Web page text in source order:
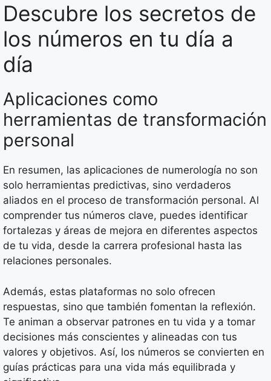
Descubre los secretos de
los números en tu día a
día
Aplicaciones como
herramientas de transformación
personal
En resumen, las aplicaciones de numerología no son
solo herramientas predictivas, sino verdaderos
aliados en el proceso de transformación personal. Al
comprender tus números clave, puedes identificar
fortalezas y áreas de mejora en diferentes aspectos
de tu vida, desde la carrera profesional hasta las
relaciones personales.
Además, estas plataformas no solo ofrecen
respuestas, sino que también fomentan la reflexión.
Te animan a observar patrones en tu vida y a tomar
decisiones más conscientes y alineadas con tus
valores y objetivos. Así, los números se convierten en
guías prácticas para una vida más equilibrada y